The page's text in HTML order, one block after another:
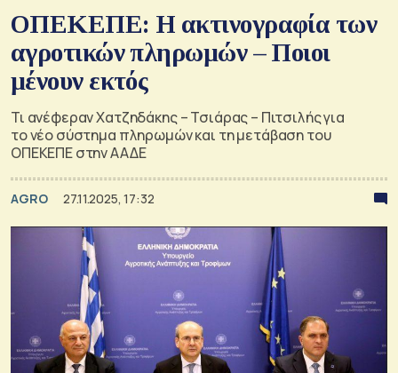
ΟΠΕΚΕΠΕ: Η ακτινογραφία των
αγροτικών πληρωμών – Ποιοι
μένουν εκτός
Τι ανέφεραν Χατζηδάκης – Τσιάρας – Πιτσιλής για
το νέο σύστημα πληρωμών και τη μετάβαση του
ΟΠΕΚΕΠΕ στην ΑΑΔΕ
AGRO 27.11.2025, 17:32